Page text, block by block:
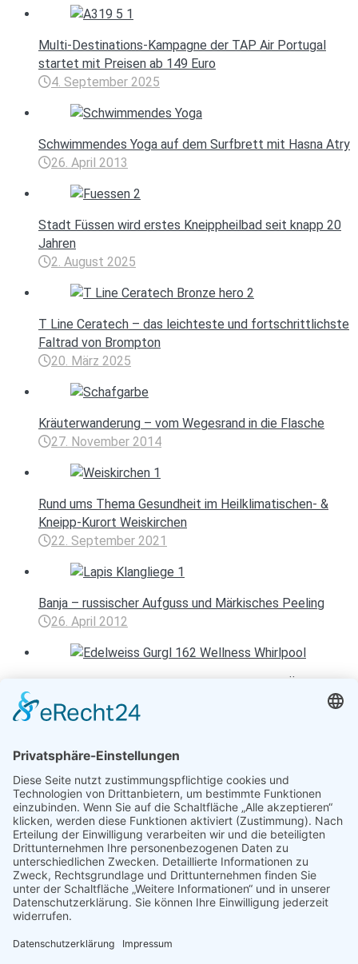
Multi-Destinations-Kampagne der TAP Air Portugal
startet mit Preisen ab 149 Euro
4. September 2025
Schwimmendes Yoga auf dem Surfbrett mit Hasna Atry
26. April 2013
Stadt Füssen wird erstes Kneippheilbad seit knapp 20
Jahren
2. August 2025
T Line Ceratech – das leichteste und fortschrittlichste
Faltrad von Brompton
20. März 2025
Kräuterwanderung – vom Wegesrand in die Flasche
27. November 2014
Rund ums Thema Gesundheit im Heilklimatischen- &
Kneipp-Kurort Weiskirchen
22. September 2021
Banja – russischer Aufguss und Märkisches Peeling
26. April 2012
19. Oktober 2023
Urlaub zum Bestpreis
Früheste Anreise: